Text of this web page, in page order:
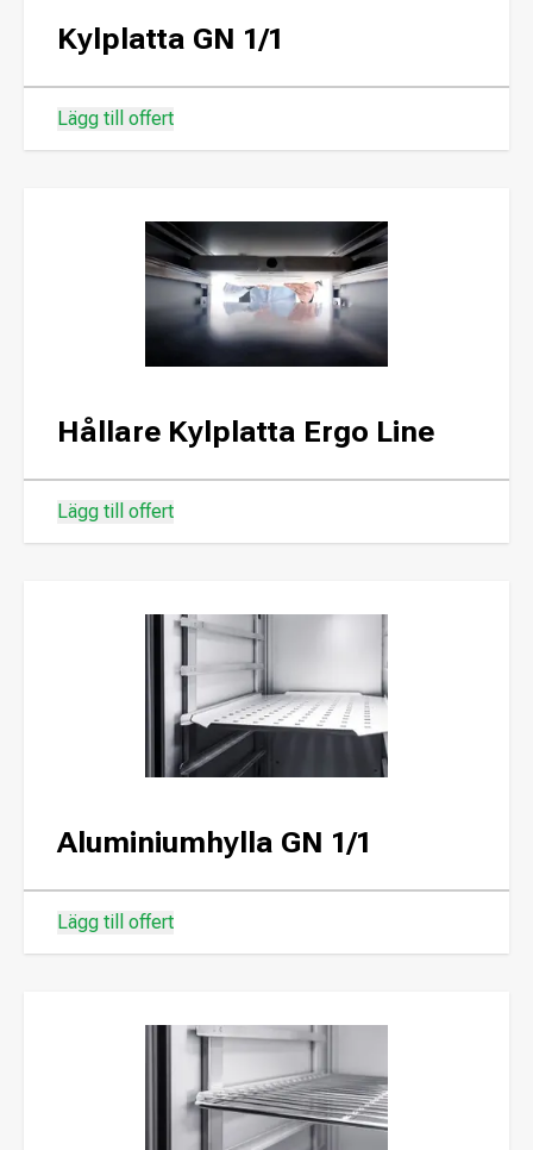
Kylplatta GN 1/1
Lägg till offert
Hållare Kylplatta Ergo Line
Lägg till offert
Aluminiumhylla GN 1/1
Lägg till offert